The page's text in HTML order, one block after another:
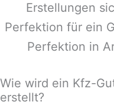
Erstellungen
Perfektion für ein
Perfektion in
Wie wird ein Kfz-
erstellt?